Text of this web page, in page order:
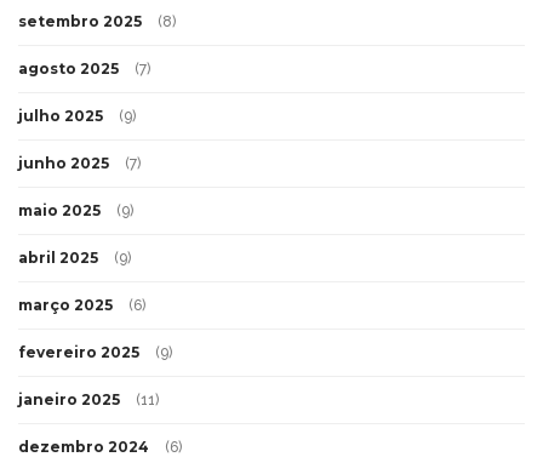
setembro 2025 (8)
agosto 2025 (7)
julho 2025 (9)
junho 2025 (7)
maio 2025 (9)
abril 2025 (9)
março 2025 (6)
fevereiro 2025 (9)
janeiro 2025 (11)
dezembro 2024 (6)